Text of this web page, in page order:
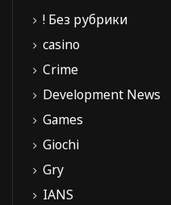
! Без рубрики
casino
Crime
Development News
Games
Giochi
Gry
IANS